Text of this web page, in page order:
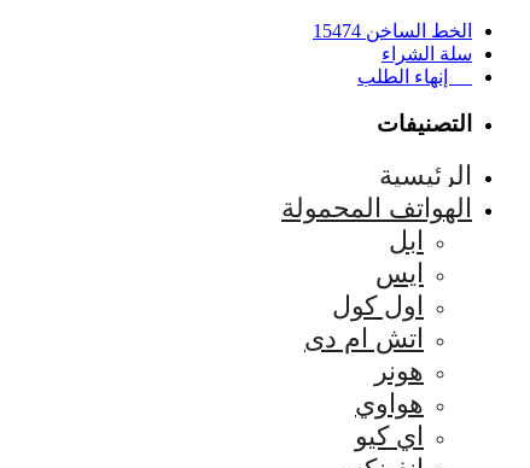
الخط الساخن 15474
سلة الشراء
إنهاء الطلب
التصنيفات
الرئيسية
الهواتف المحمولة
ابل
ايس
اول كول
اتش ام دى
هونر
هواوي
اي كيو